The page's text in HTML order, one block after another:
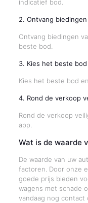
indicatief bod.
2. Ontvang
Ontvang biedingen
beste bod.
3. Kies het beste
Kies het beste bod
4. Rond de verkoop
Rond de verkoop
app.
Wat is de waarde
De waarde van uw
factoren. Door onze
goede prijs bieden
wagens met schade
vandaag nog